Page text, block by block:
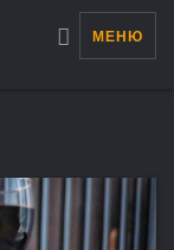
МЕНЮ